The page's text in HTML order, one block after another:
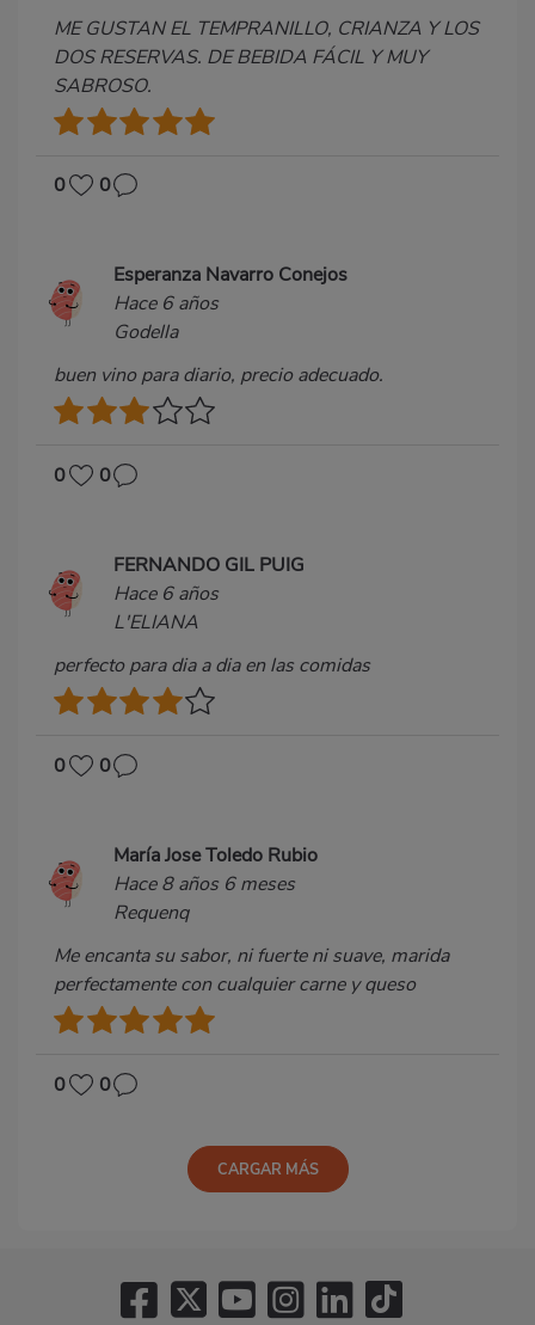
ME GUSTAN EL TEMPRANILLO, CRIANZA Y LOS
DOS RESERVAS. DE BEBIDA FÁCIL Y MUY
SABROSO.
0 0
Esperanza Navarro Conejos
Hace 6 años
Godella
buen vino para diario, precio adecuado.
0 0
FERNANDO GIL PUIG
Hace 6 años
L'ELIANA
perfecto para dia a dia en las comidas
0 0
María Jose Toledo Rubio
Hace 8 años 6 meses
Requenq
Me encanta su sabor, ni fuerte ni suave, marida
perfectamente con cualquier carne y queso
0 0
CARGAR MÁS